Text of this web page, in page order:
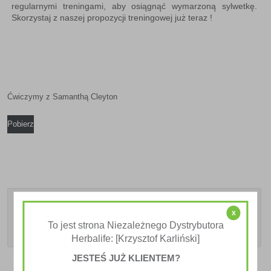
regularnymi treningami, aby osiągnąć wymarzoną sylwetkę.
Skorzystaj z naszej propozycji treningowej już teraz !
Ćwiczymy z Samanthą Cleyton
Pobierz
x
To jest strona Niezależnego Dystrybutora
Herbalife: [Krzysztof Karliński]
JESTEŚ JUŻ KLIENTEM?